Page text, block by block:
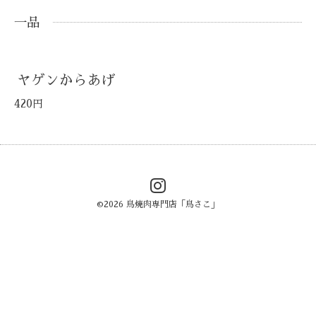
一品
ヤゲンからあげ
420円
©2026 鳥焼肉専門店「鳥さこ」